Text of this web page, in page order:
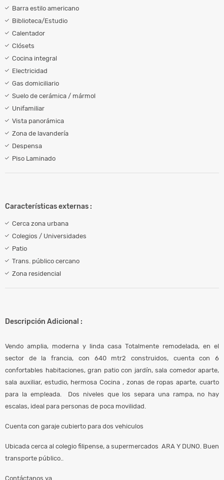
Barra estilo americano
Biblioteca/Estudio
Calentador
Clósets
Cocina integral
Electricidad
Gas domiciliario
Suelo de cerámica / mármol
Unifamiliar
Vista panorámica
Zona de lavandería
Despensa
Piso Laminado
Características externas :
Cerca zona urbana
Colegios / Universidades
Patio
Trans. público cercano
Zona residencial
Descripción Adicional :
Vendo amplia, moderna y linda casa Totalmente remodelada, en el
sector de la francia, con 640 mtr2 construidos, cuenta con 6
confortables habitaciones, gran patio con jardín, sala comedor aparte,
sala auxiliar, estudio, hermosa Cocina , zonas de ropas aparte, cuarto
para la empleada. Dos niveles que los separa una rampa, no hay
escalas, ideal para personas de poca movilidad.
Cuenta con garaje cubierto para dos vehiculos
Ubicada cerca al colegio filipense, a supermercados ARA Y DUNO. Buen
transporte público..
Contáctanos ya